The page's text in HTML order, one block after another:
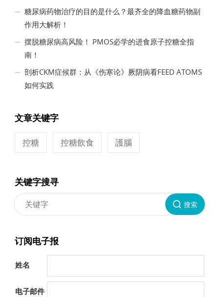
糖尿病药物治疗的目的是什么？最齐全的降血糖药物副
作用大解析！
摆脱糖尿病高风险！ PMOS必学的进食原子控糖全指
南！
剖析CKM症候群：从《伤寒论》厥阴病看FEED ATOMS
如何实践
文章关键字
控糖 控糖飲食 護腦
关键字搜寻
搜索
订阅电子报
姓名
电子邮件